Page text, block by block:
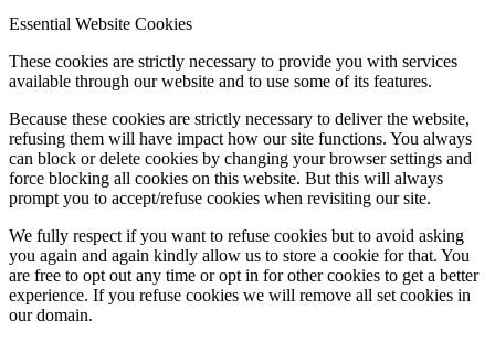
Essential Website Cookies
These cookies are strictly necessary to provide you with services
available through our website and to use some of its features.
Because these cookies are strictly necessary to deliver the website,
refusing them will have impact how our site functions. You always
can block or delete cookies by changing your browser settings and
force blocking all cookies on this website. But this will always
prompt you to accept/refuse cookies when revisiting our site.
We fully respect if you want to refuse cookies but to avoid asking
you again and again kindly allow us to store a cookie for that. You
are free to opt out any time or opt in for other cookies to get a better
experience. If you refuse cookies we will remove all set cookies in
our domain.